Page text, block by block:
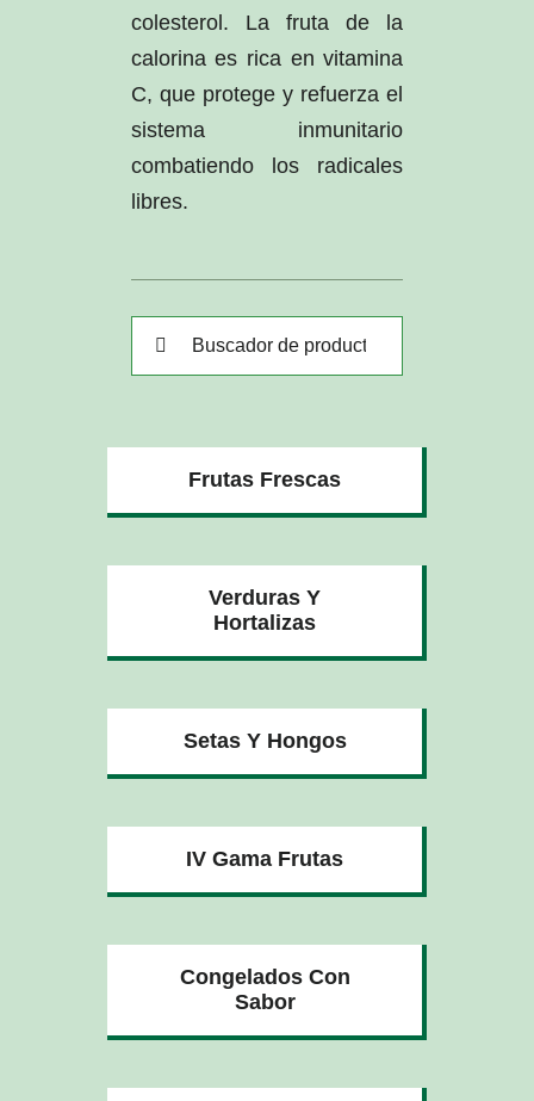
colesterol. La fruta de la
calorina es rica en vitamina
C, que protege y refuerza el
sistema inmunitario
combatiendo los radicales
libres.
Buscar:
Frutas Frescas
Verduras Y
Hortalizas
Setas Y Hongos
IV Gama Frutas
Congelados Con
Sabor